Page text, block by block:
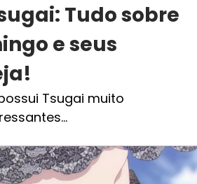
Tudo sobre
e seus
Tsugai muito